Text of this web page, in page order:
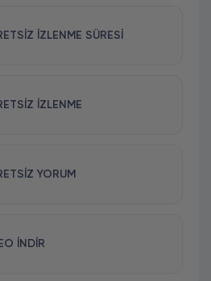
İZLENME SÜRESI
İZLENME
YORUM
İNDIR